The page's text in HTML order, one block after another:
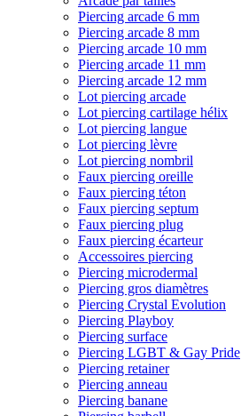
Piercing arcade 6 mm
Piercing arcade 8 mm
Piercing arcade 10 mm
Piercing arcade 11 mm
Piercing arcade 12 mm
Lot piercing arcade
Lot piercing cartilage hélix
Lot piercing langue
Lot piercing lèvre
Lot piercing nombril
Faux piercing oreille
Faux piercing téton
Faux piercing septum
Faux piercing plug
Faux piercing écarteur
Accessoires piercing
Piercing microdermal
Piercing gros diamètres
Piercing Crystal Evolution
Piercing Playboy
Piercing surface
Piercing LGBT & Gay Pride
Piercing retainer
Piercing anneau
Piercing banane